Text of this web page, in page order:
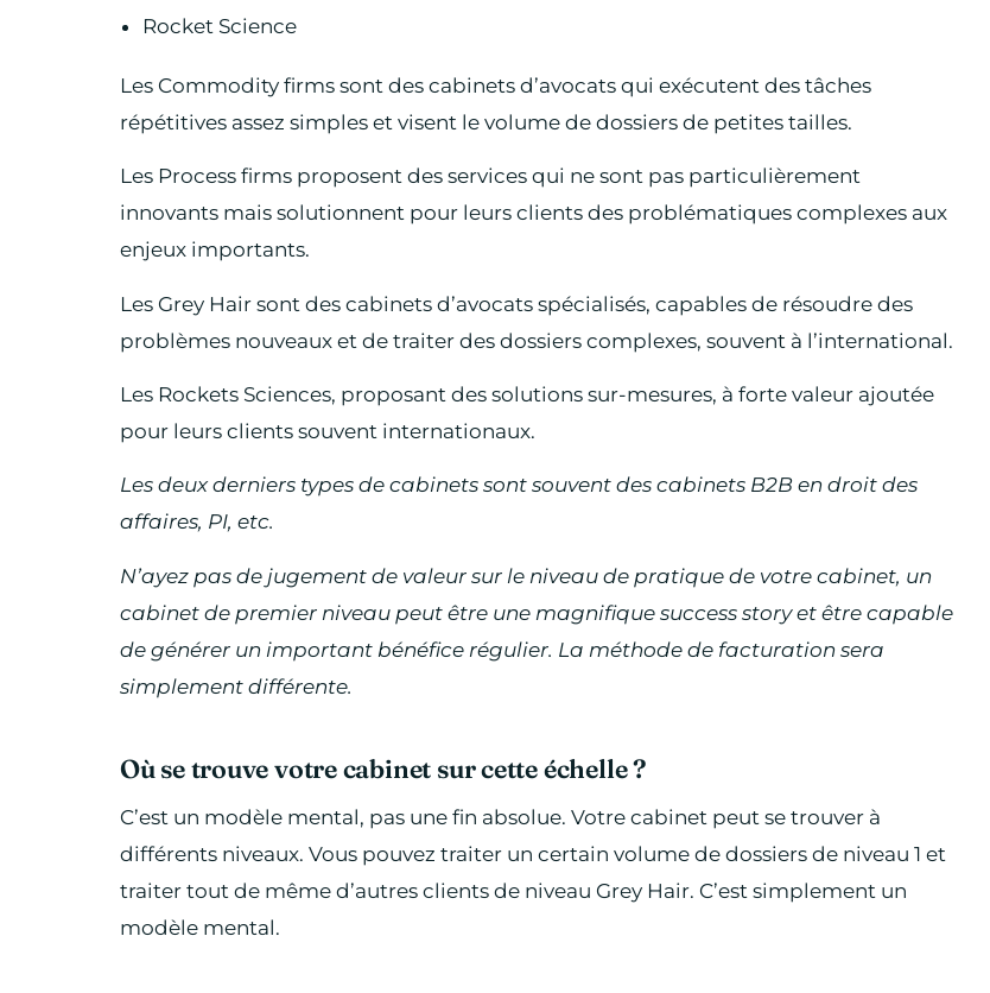
Rocket Science
Les Commodity firms sont des cabinets d’avocats qui exécutent des tâches
répétitives assez simples et visent le volume de dossiers de petites tailles.
Les Process firms proposent des services qui ne sont pas particulièrement
innovants mais solutionnent pour leurs clients des problématiques complexes aux
enjeux importants.
Les Grey Hair sont des cabinets d’avocats spécialisés, capables de résoudre des
problèmes nouveaux et de traiter des dossiers complexes, souvent à l’international.
Les Rockets Sciences, proposant des solutions sur-mesures, à forte valeur ajoutée
pour leurs clients souvent internationaux.
Les deux derniers types de cabinets sont souvent des cabinets B2B en droit des
affaires, PI, etc.
N’ayez pas de jugement de valeur sur le niveau de pratique de votre cabinet, un
cabinet de premier niveau peut être une magnifique success story et être capable
de générer un important bénéfice régulier. La méthode de facturation sera
simplement différente.
Où se trouve votre cabinet sur cette échelle ?
C’est un modèle mental, pas une fin absolue. Votre cabinet peut se trouver à
différents niveaux. Vous pouvez traiter un certain volume de dossiers de niveau 1 et
traiter tout de même d’autres clients de niveau Grey Hair. C’est simplement un
modèle mental.